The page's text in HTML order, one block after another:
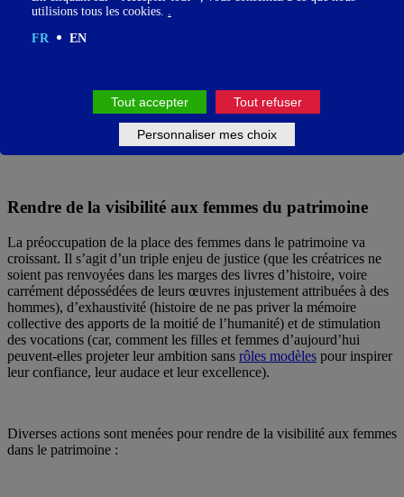
biais inconscientsqui tendent notamment à nous faire mieux voir
ce que nous avons déjà vu (ici, des « grands hommes ») et mieux
Rendre de la visibilité aux femmes du patrimoine
La préoccupation de la place des femmes dans le patrimoine va
croissant. Il s’agit d’un triple enjeu de justice (que les créatrices ne
soient pas renvoyées dans les marges des livres d’histoire, voire
carrément dépossédées de leurs œuvres injustement attribuées à des
hommes), d’exhaustivité (histoire de ne pas priver la mémoire
collective des apports de la moitié de l’humanité) et de stimulation
des vocations (car, comment les filles et femmes d’aujourd’hui
peuvent-elles projeter leur ambition sans rôles modèles pour inspirer
leur confiance, leur audace et leur excellence).
Diverses actions sont menées pour rendre de la visibilité aux femmes
dans le patrimoine :
utilisions tous les cookies.
FR
EN
Tout accepter Tout refuser
Personnaliser mes choix